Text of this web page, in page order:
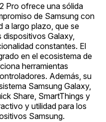
Pro ofrece una sólida
de Samsung con
a largo plazo, que se
Galaxy,
constantes. El
en el ecosistema de
herramientas
Además, su
Samsung Galaxy,
Share, SmartThings y
y utilidad para los
Samsung.